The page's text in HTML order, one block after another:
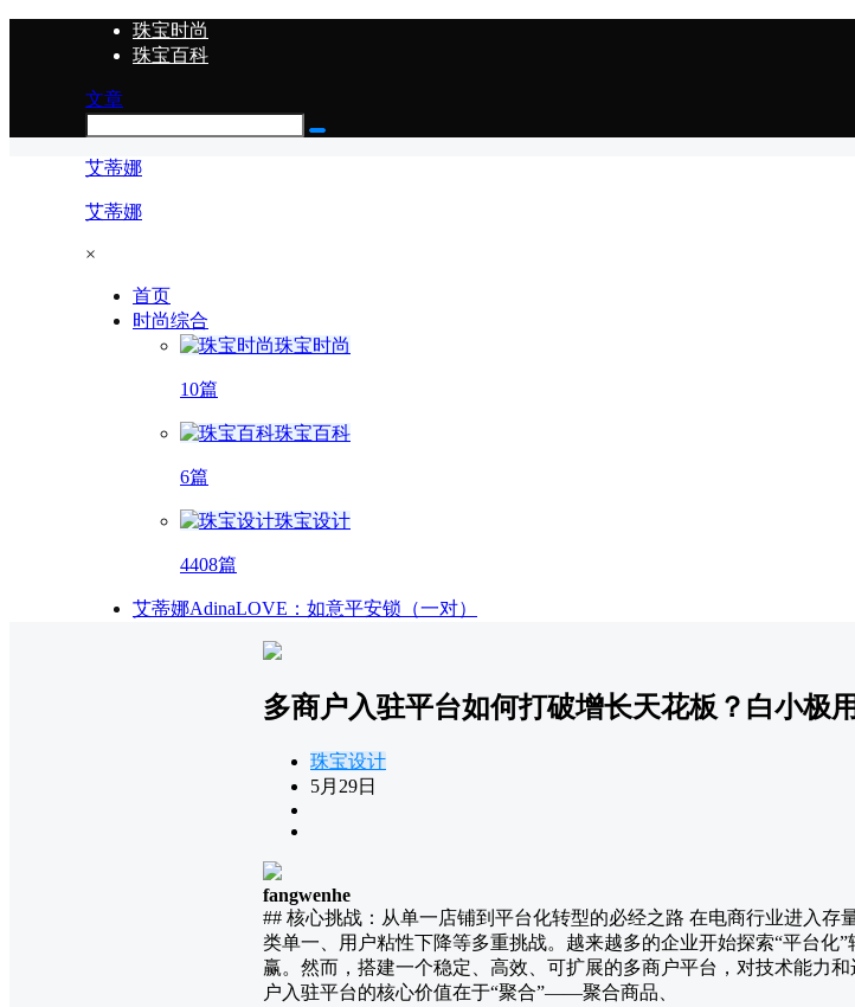
珠宝时尚
珠宝百科
文章
艾蒂娜
艾蒂娜
×
首页
时尚综合
珠宝时尚
10篇
珠宝百科
6篇
珠宝设计
4408篇
艾蒂娜AdinaLOVE：如意平安锁（一对）
多商户入驻平台如何打破增长天花板？白小极
珠宝设计
5月29日
fangwenhe
## 核心挑战：从单一店铺到平台化转型的必经之路 在电商行业进入
类单一、用户粘性下降等多重挑战。越来越多的企业开始探索“平台化
赢。然而，搭建一个稳定、高效、可扩展的多商户平台，对技术能力
户入驻平台的核心价值在于“聚合”——聚合商品、